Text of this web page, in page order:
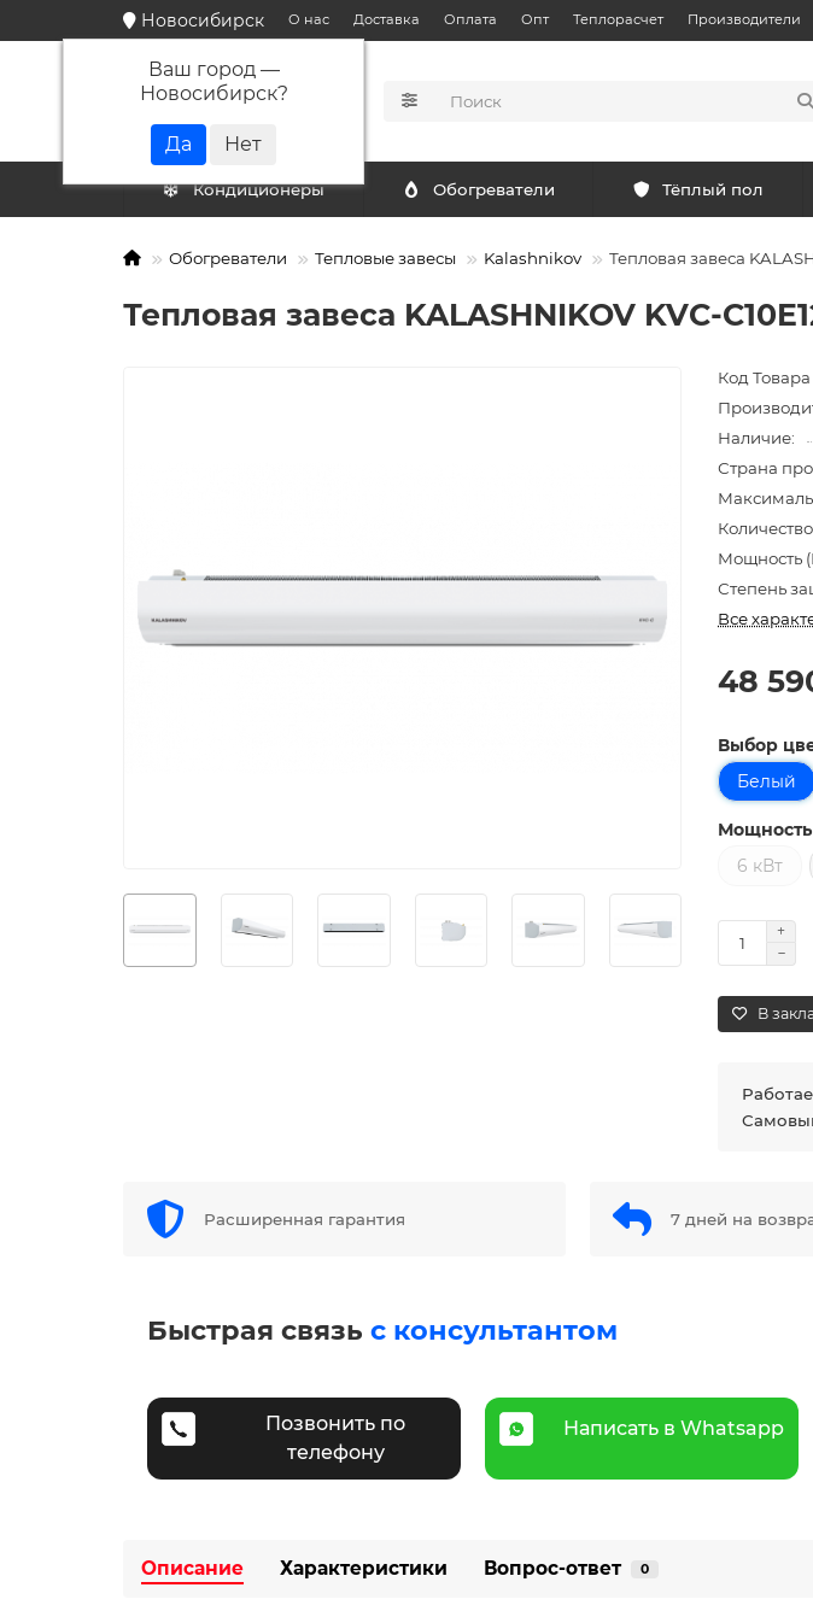
Новосибирск
Ваш город —
Новосибирск?
О нас Доставка Оплата Опт Теплорасчет Производители
КАТАЛОГ
Кондиционеры Обогреватели Тёплый пол
Обогреватели Тепловые завесы Kalashnikov Тепловая завеса
Тепловая завеса KALASHNIKOV KVС-
Код Товара
Наличие:
Страна
Мощность
Степень
Все
48
Выбор
Белый
Мощность
6 кВт
В
Расширенная гарантия 7 дней на
Быстрая связь с консультантом
Позвонить по
телефону
Написать в Whatsapp
Описание Характеристики Вопрос-ответ 0